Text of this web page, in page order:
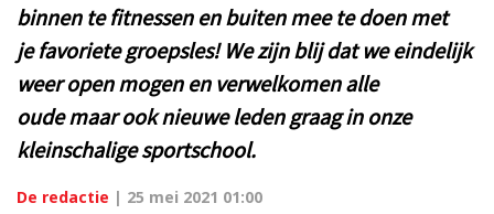
binnen te fitnessen en buiten mee te doen met
je favoriete groepsles! We zijn blij dat we eindelijk
weer open mogen en verwelkomen alle
oude maar ook nieuwe leden graag in onze
kleinschalige sportschool.
De redactie | 25 mei 2021 01:00